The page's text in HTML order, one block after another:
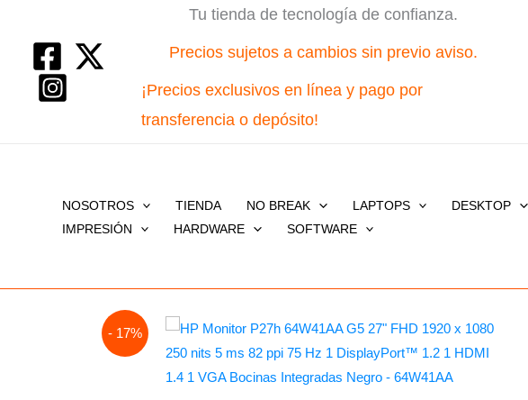
contenido
Tu tienda de tecnología de confianza.
Precios sujetos a cambios sin previo aviso.
¡Precios exclusivos en línea y pago por
transferencia o depósito!
NOSOTROS TIENDA NO BREAK LAPTOPS DESKTOP
IMPRESIÓN
HARDWARE SOFTWARE
- 17%